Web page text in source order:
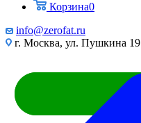
Корзина0
info@zerofat.ru
г. Москва, ул. Пушкина 19